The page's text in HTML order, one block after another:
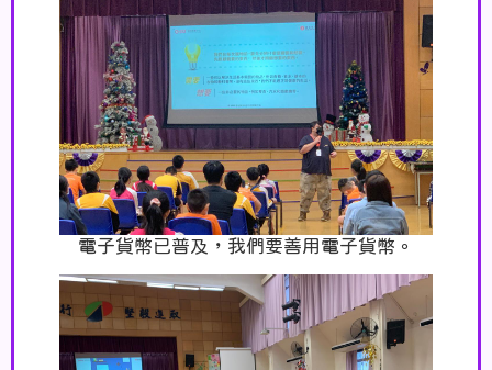
電子貨幣已普及，我們要善用電子貨幣。